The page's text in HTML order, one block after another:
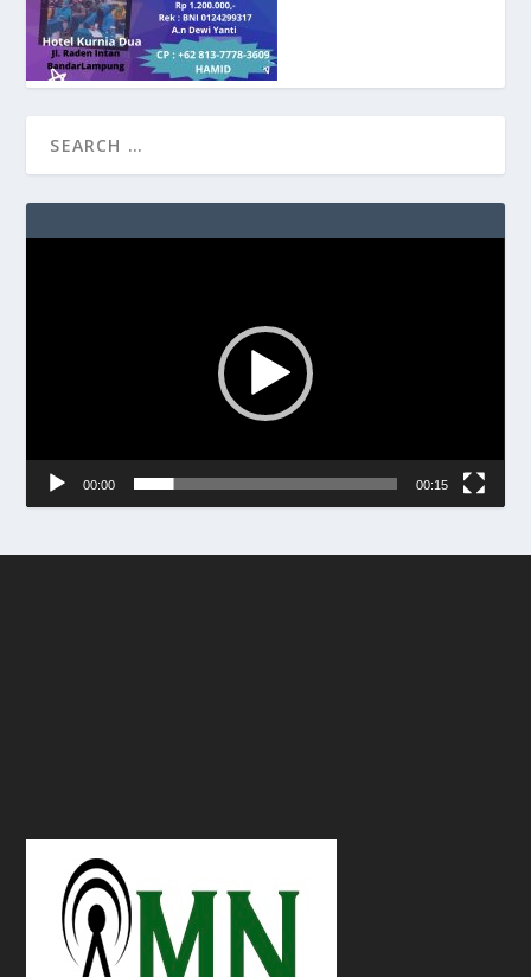
00:00 00:15